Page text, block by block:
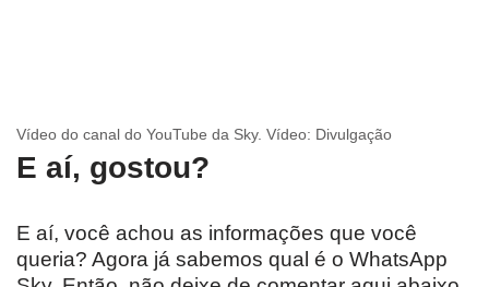
Vídeo do canal do YouTube da Sky. Vídeo: Divulgação
E aí, gostou?
E aí, você achou as informações que você
queria? Agora já sabemos qual é o WhatsApp